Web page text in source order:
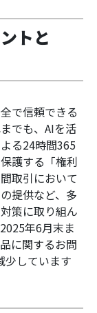
トと
で信頼できる
でも、AIを活
る24時間365
護する「権利
取引において
提供など、多
策に取り組ん
年6月末ま
に関するお問
少しています